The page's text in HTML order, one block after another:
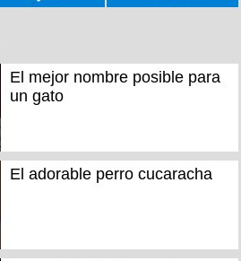
El mejor nombre posible para
un gato
El adorable perro cucaracha